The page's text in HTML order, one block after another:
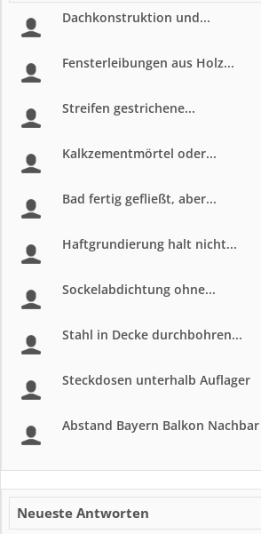
Dachkonstruktion und...
Fensterleibungen aus Holz...
Streifen gestrichene...
Kalkzementmörtel oder...
Bad fertig gefließt, aber...
Haftgrundierung halt nicht...
Sockelabdichtung ohne...
Stahl in Decke durchbohren...
Steckdosen unterhalb Auflager
Abstand Bayern Balkon Nachbar
Neueste Antworten